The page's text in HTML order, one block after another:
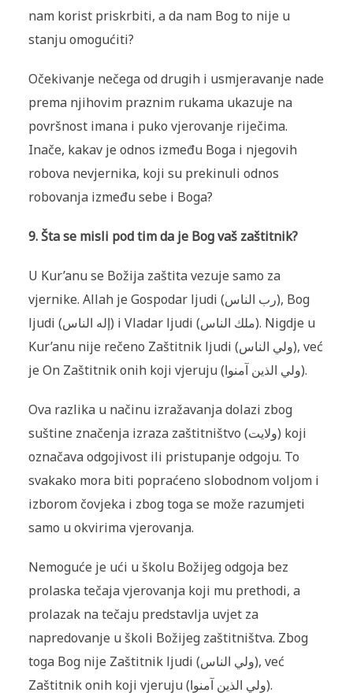
nam korist priskrbiti, a da nam Bog to nije u
stanju omogućiti?
Očekivanje nečega od drugih i usmjeravanje nade
prema njihovim praznim rukama ukazuje na
površnost imana i puko vjerovanje riječima.
Inače, kakav je odnos između Boga i njegovih
robova nevjernika, koji su prekinuli odnos
robovanja između sebe i Boga?
9. Šta se misli pod tim da je Bog vaš zaštitnik?
U Kur’anu se Božija zaštita vezuje samo za
vjernike. Allah je Gospodar ljudi (رب الناس), Bog
ljudi (إله الناس) i Vladar ljudi (ملك الناس). Nigdje u
Kur’anu nije rečeno Zaštitnik ljudi (ولي الناس), već
je On Zaštitnik onih koji vjeruju (ولي الذین آمنوا).
Ova razlika u načinu izražavanja dolazi zbog
suštine značenja izraza zaštitništvo (ولایت) koji
označava odgojivost ili pristupanje odgoju. To
svakako mora biti popraćeno slobodnom voljom i
izborom čovjeka i zbog toga se može razumjeti
samo u okvirima vjerovanja.
Nemoguće je ući u školu Božijeg odgoja bez
prolaska tečaja vjerovanja koji mu prethodi, a
prolazak na tečaju predstavlja uvjet za
napredovanje u školi Božijeg zaštitništva. Zbog
toga Bog nije Zaštitnik ljudi (ولي الناس), već
Zaštitnik onih koji vjeruju (ولي الذین آمنوا).